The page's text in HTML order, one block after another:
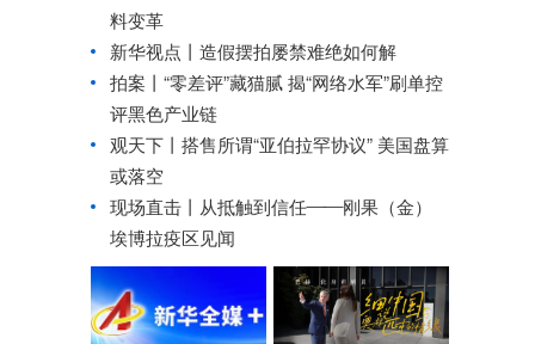
料变革
新华视点丨 造假摆拍屡禁难绝如何解
拍案丨“零差评”藏猫腻 揭“网络水军”刷单控
评黑色产业链
观天下丨搭售所谓“亚伯拉罕协议” 美国盘算
或落空
现场直击丨从抵触到信任——刚果（金）
埃博拉疫区见闻